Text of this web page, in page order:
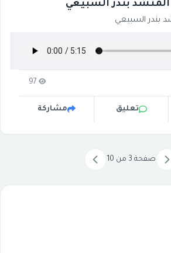
بندر السبيعي
بندر السبيعي
97
تعليق مشاركة
صفحة 3 من 10